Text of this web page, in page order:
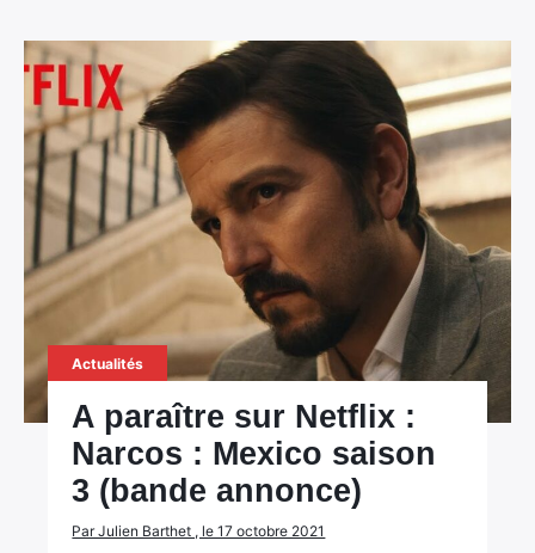
Actualités
A paraître sur Netflix :
Narcos : Mexico saison
3 (bande annonce)
Par Julien Barthet , le 17 octobre 2021